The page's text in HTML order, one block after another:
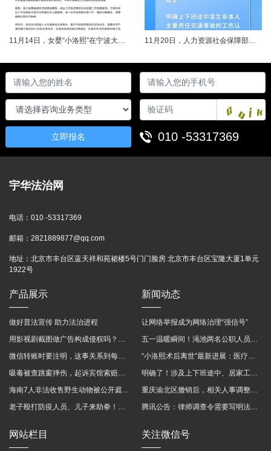
11月14日，女婴“小洛熙”在宁波大学附属妇女儿童医院接受心脏手术后不幸离世，连日来牵动着很多人的心，引发社会关注。记者了解到，从11月17日起，宁波市就成立了调查组并进行全面调查。12月14日，初步调查结果公布，相关人员受到处理。根据家属要求，宁波市委托湖北崇新司法鉴定中心进行尸检。12月19日，在第三方公证机构公证下，尸检报告移交“小洛熙”家属。针对家属就手术治疗过程提出的质疑，根据《医疗事故...... 11月20日，人力资源社会保障部对外发布关于执行《工伤保险条例》若干问题的意见（三），进一步解决工伤保险实践问题，更好保障职工和用人单位合法权益。意见（三）明确职工工伤医疗救治中受到医疗侵权、居家工作、上下班途中发生非本人主要责任交通事故等5类情形工伤认定及认定依据。其中包括：职工因工作原因受到事故伤害或患职业病，在治疗过程中，医疗机构的医疗侵权并不影响原工伤事故或职业病的工伤认定；按照单位安排居......
立即报名 010 -53317369
宇华法治网
电话： 010 -53317369
邮箱： 2821889877@qq.com
地址： 北京市丰台区蓝天祥和苑裙楼5号门门脸房 北京市丰台区宝隆大厦1单元
1922号
产品展示
做好普法宣传 助力法治进程
用影视剧截图做广告构成侵权吗？法院这样判
微信转账时要注明，这事关系到每个人……
吸毒被查跳窗摔伤，起诉宾馆索赔，法院这样判！
海南7人非法收售野生动物被公开庭审 涉案金额2100多万
老子殴打防疫人员、儿子来助拳！均被判刑
新闻动态
让网络举报成为网络治理“强信号”
五一温暖瞬间！渑池两名公职人员，路遇车祸挺身而出
“小洛熙术后离世”最新进展：医疗事故鉴定已启动
明确了！涉及上下班途中、居家工作等，这些情形可认定工伤→
重庆渝北区撤销后，相关人事调整再披露
腾讯公告：律师调查令需要写明法官手机号，2025年12月31日后施行
网站栏目 关注微信号